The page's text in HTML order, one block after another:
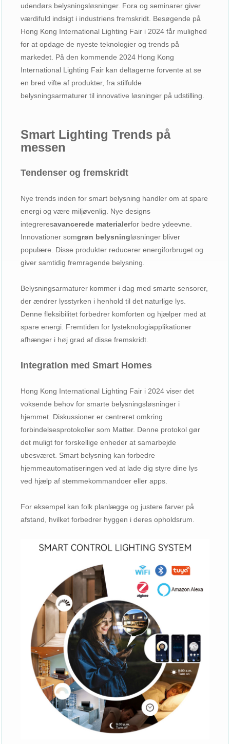
udendørs belysningsløsninger. Fora og seminarer giver
værdifuld indsigt i industriens fremskridt. Besøgende på
Hong Kong International Lighting Fair i 2024 får mulighed
for at opdage de nyeste teknologier og trends på
markedet. På den kommende 2024 Hong Kong
International Lighting Fair kan deltagerne forvente at se
en bred vifte af produkter, fra stilfulde
belysningsarmaturer til innovative løsninger på udstilling.
Smart Lighting Trends på
messen
Tendenser og fremskridt
Nye trends inden for smart belysning handler om at spare
energi og være miljøvenlig. Nye designs
integreresavancerede materialerfor bedre ydeevne.
Innovationer somgrøn belysningløsninger bliver
populære. Disse produkter reducerer energiforbruget og
giver samtidig fremragende belysning.
Belysningsarmaturer kommer i dag med smarte sensorer,
der ændrer lysstyrken i henhold til det naturlige lys.
Denne fleksibilitet forbedrer komforten og hjælper med at
spare energi. Fremtiden for lysteknologiapplikationer
afhænger i høj grad af disse fremskridt.
Integration med Smart Homes
Hong Kong International Lighting Fair i 2024 viser det
voksende behov for smarte belysningsløsninger i
hjemmet. Diskussioner er centreret omkring
forbindelsesprotokoller som Matter. Denne protokol gør
det muligt for forskellige enheder at samarbejde
ubesværet. Smart belysning kan forbedre
hjemmeautomatiseringen ved at lade dig styre dine lys
ved hjælp af stemmekommandoer eller apps.
For eksempel kan folk planlægge og justere farver på
afstand, hvilket forbedrer hyggen i deres opholdsrum.